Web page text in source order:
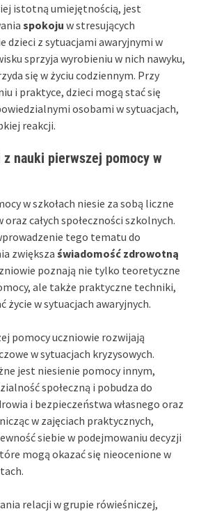
istotną umiejętnością, jest
spokoju w stresujących
dzieci z sytuacjami awaryjnymi w
sprzyja wyrobieniu w nich nawyku,
się w życiu codziennym. Przy
i praktyce, dzieci mogą stać się
osobami w sytuacjach,
reakcji.
nauki pierwszej pomocy w
w szkołach niesie za sobą liczne
oraz całych społeczności szkolnych.
tego tematu do
zwiększa świadomość zdrowotną
poznają nie tylko teoretyczne
ale także praktyczne techniki,
życie w sytuacjach awaryjnych.
pomocy uczniowie rozwijają
w sytuacjach kryzysowych.
jest niesienie pomocy innym,
społeczną i pobudza do
i bezpieczeństwa własnego oraz
w zajęciach praktycznych,
siebie w podejmowaniu decyzji
mogą okazać się nieocenione w
relacji w grupie rówieśniczej,